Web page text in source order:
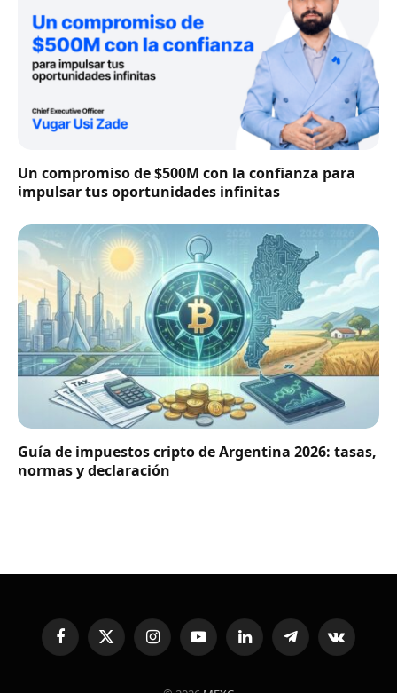
Un compromiso de $500M con la confianza para
impulsar tus oportunidades infinitas
Guía de impuestos cripto de Argentina 2026: tasas,
normas y declaración
FacebookX
(Twitter)
InstagramYouTubeLinkedInTelegramVKontakte